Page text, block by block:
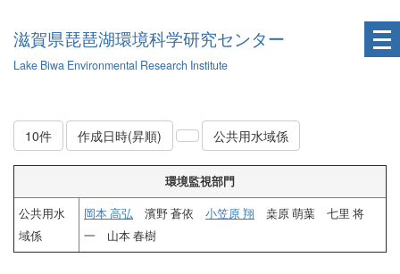
滋賀県琵琶湖環境科学研究センター
Lake Biwa Environmental Research Institute
10件 作成日時(昇順) 公共用水域係
環境監視部門
公共用水
域係
岡本 高弘 濱野 蒼依 小笠原 翔 桒原 萌葉 七里 将
一 山本 春樹